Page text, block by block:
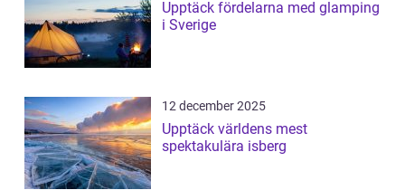
Upptäck fördelarna med glamping
i Sverige
12 december 2025
Upptäck världens mest
spektakulära isberg